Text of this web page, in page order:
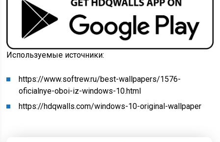
Используемые источники:
https://www.softrew.ru/best-wallpapers/1576-
oficialnye-oboi-iz-windows-10.html
https://hdqwalls.com/windows-10-original-wallpaper